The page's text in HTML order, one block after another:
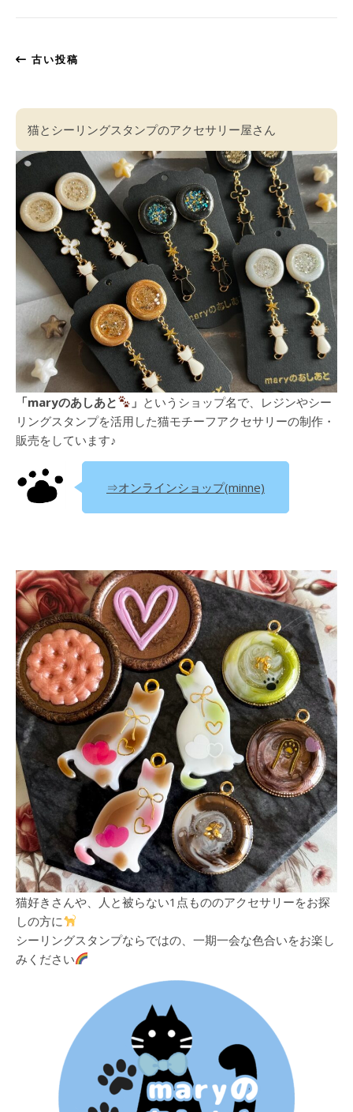
古い投稿
猫とシーリングスタンプのアクセサリー屋さん
「maryのあしあと 」 というショップ名で、レジンやシー
リングスタンプを活用した猫モチーフアクセサリーの制作・
販売をしています♪
⇒オンラインショップ(minne)
猫好きさんや、人と被らない1点もののアクセサリーをお探
しの方に
シーリングスタンプならではの、一期一会な色合いをお楽し
みください